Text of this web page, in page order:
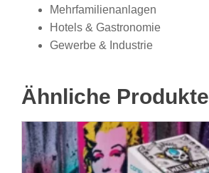
Mehrfamilienanlagen
Hotels & Gastronomie
Gewerbe & Industrie
Ähnliche Produkte